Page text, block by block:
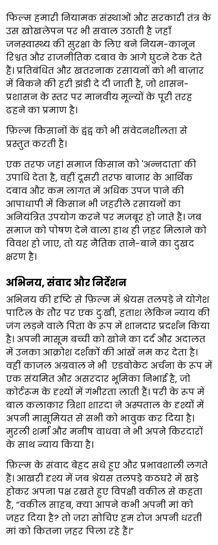
फिल्म हमारी नियामक संस्थाओं और सरकारी तंत्र के
उस खोखलेपन पर भी सवाल उठाती है जहाँ
जनस्वास्थ्य की सुरक्षा के लिए बने नियम-कानून
रिश्वत और राजनीतिक दबाव के आगे घुटने टेक देते
हैं। प्रतिबंधित और खतरनाक रसायनों को भी बाज़ार
में बिकने की हरी झंडी दे दी जाती है, जो शासन-
प्रशासन के स्तर पर मानवीय मूल्यों के पूरी तरह
ढहने का प्रमाण है।
फ़िल्म किसानों के द्वंद्व को भी संवेदनशीलता से
प्रस्तुत करती है।
एक तरफ जहां समाज किसान को 'अन्नदाता' की
उपाधि देता है, वहीं दूसरी तरफ बाजार के आर्थिक
दबाव और कम लागत में अधिक उपज पाने की
आपाधापी में किसान भी जहरीले रसायनों का
अनियंत्रित उपयोग करने पर मजबूर हो जाते हैं। जब
समाज को पोषण देने वाला हाथ ही ज़हर मिलाने को
विवश हो जाए, तो यह नैतिक ताने-बाने का दुखद
क्षरण है।
अभिनय, संवाद और निर्देशन
अभिनय की दृष्टि से फ़िल्म में श्रेयस तलपड़े ने योगेश
पाटिल के तौर पर एक दुःखी, हताश लेकिन न्याय की
जंग लड़ने वाले पिता के रूप में शानदार प्रदर्शन किया
है। अपनी मासूम बच्ची को खोने का दर्द और अदालत
में उनका आक्रोश दर्शकों की आंखें नम कर देता है।
वहीं काजल अग्रवालने भी एडवोकेट अर्चना के रूप में
एक संयमित और असरदार भूमिका निभाई है, जो
कोर्टरूम के दृश्यों में गंभीरता लाती हैं। परी के रूप में
बाल कलाकार त्रिशा शारदा ने अस्पताल के दृश्यों में
अपनी मासूमियत से सभी को भावुक कर दिया है।
मुरली शर्मा और मनीष वाधवा ने भी अपने किरदारों
के साथ न्याय किया है।
फ़िल्म के संवाद बेहद सधे हुए और प्रभावशाली लगते
हैं। आखरी दृश्य में जब श्रेयस तलपड़े कठघरे में खड़े
होकर अपना पक्ष रखते हुए विपक्षी वकील से कहता
है, “वकील साहब, क्या आपने कभी अपनी मां को
जहर दिया है? तो जरा सोचिए हम रोज अपनी धरती
मां को कितना ज़हर पिला रहे हैं।”